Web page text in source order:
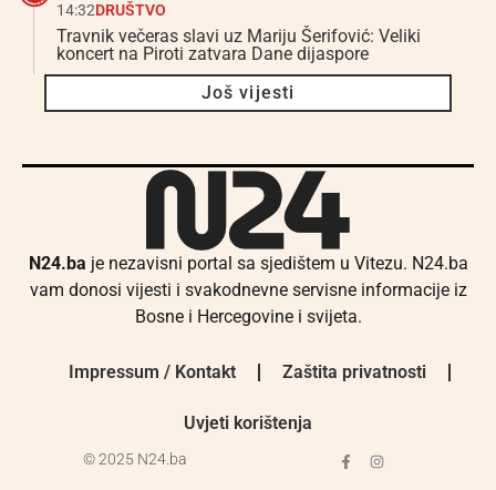
14:32DRUŠTVO
Travnik večeras slavi uz Mariju Šerifović: Veliki
koncert na Piroti zatvara Dane dijaspore
Još vijesti
N24.ba je nezavisni portal sa sjedištem u Vitezu. N24.ba
vam donosi vijesti i svakodnevne servisne informacije iz
Bosne i Hercegovine i svijeta.
Impressum / Kontakt Zaštita privatnosti
Uvjeti korištenja
© 2025 N24.ba